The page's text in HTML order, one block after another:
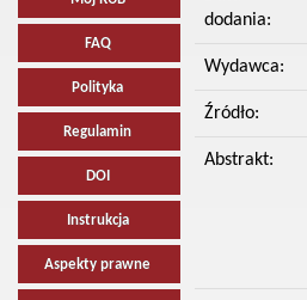
FAQ
Polityka
Regulamin
DOI
Instrukcja
Aspekty prawne
dodania:
Wydawca:
Źródło:
Abstrakt: